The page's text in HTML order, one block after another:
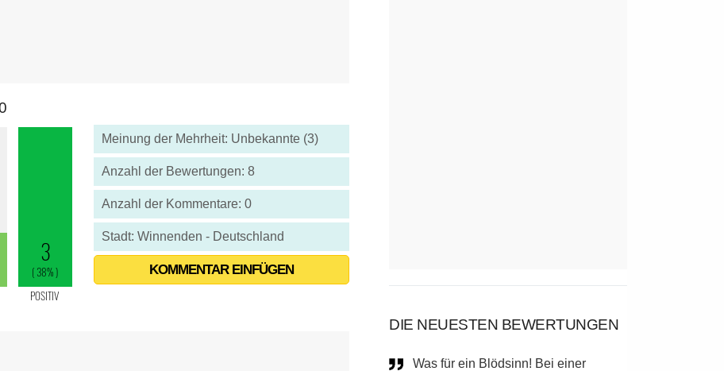
Meinung der Mehrheit: Unbekannte (3)
Anzahl der Bewertungen: 8
Anzahl der Kommentare: 0
Stadt: Winnenden - Deutschland
KOMMENTAR EINFÜGEN
DIE NEUESTEN BEWERTUNGEN
Was für ein Blödsinn! Bei einer